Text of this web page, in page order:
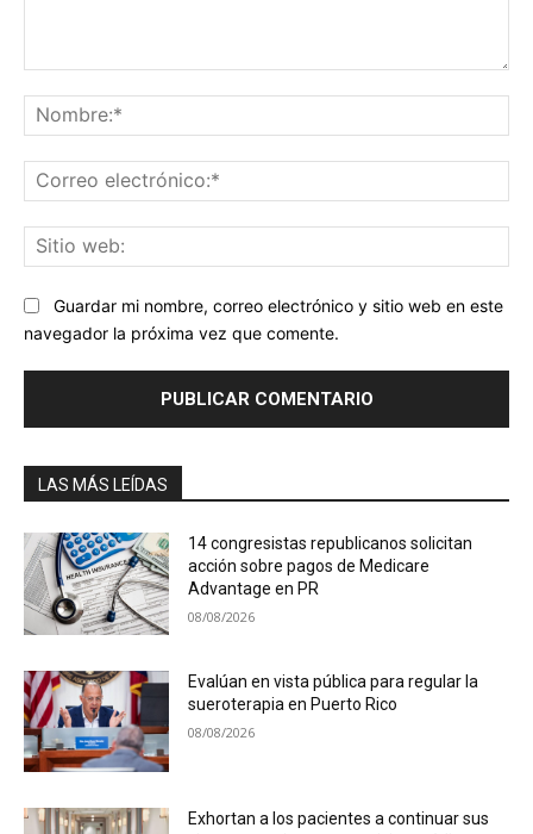
Guardar mi nombre, correo electrónico y sitio web en este
navegador la próxima vez que comente.
LAS MÁS LEÍDAS
14 congresistas republicanos solicitan
acción sobre pagos de Medicare
Advantage en PR
08/08/2026
Evalúan en vista pública para regular la
sueroterapia en Puerto Rico
08/08/2026
Exhortan a los pacientes a continuar sus